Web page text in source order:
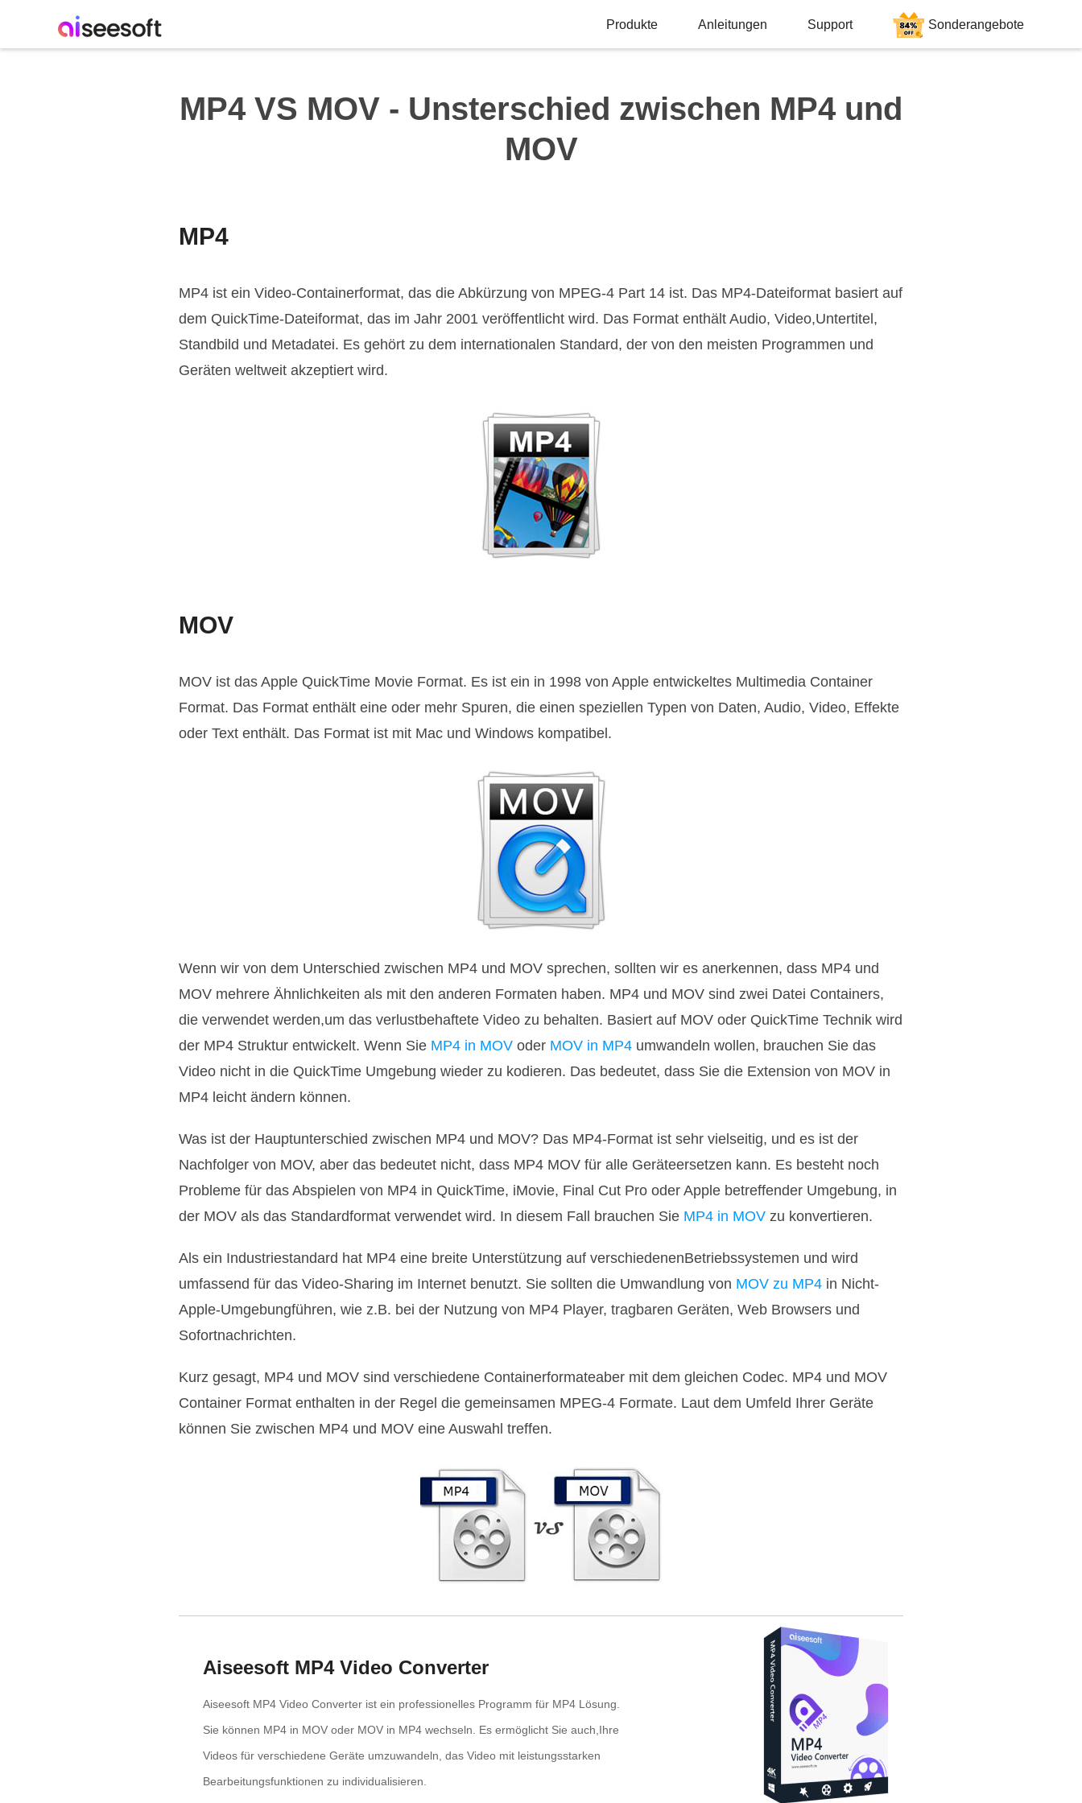
Produkte Anleitungen Support Sonderangebote
MP4 VS MOV - Unsterschied zwischen MP4 und
MOV
MP4
MP4 ist ein Video-Containerformat, das die Abkürzung von MPEG-4 Part 14 ist. Das MP4-Dateiformat basiert auf
dem QuickTime-Dateiformat, das im Jahr 2001 veröffentlicht wird. Das Format enthält Audio, Video,Untertitel,
Standbild und Metadatei. Es gehört zu dem internationalen Standard, der von den meisten Programmen und
Geräten weltweit akzeptiert wird.
MOV
MOV ist das Apple QuickTime Movie Format. Es ist ein in 1998 von Apple entwickeltes Multimedia Container
Format. Das Format enthält eine oder mehr Spuren, die einen speziellen Typen von Daten, Audio, Video, Effekte
oder Text enthält. Das Format ist mit Mac und Windows kompatibel.
Wenn wir von dem Unterschied zwischen MP4 und MOV sprechen, sollten wir es anerkennen, dass MP4 und
MOV mehrere Ähnlichkeiten als mit den anderen Formaten haben. MP4 und MOV sind zwei Datei Containers,
die verwendet werden,um das verlustbehaftete Video zu behalten. Basiert auf MOV oder QuickTime Technik wird
der MP4 Struktur entwickelt. Wenn Sie MP4 in MOV oder MOV in MP4 umwandeln wollen, brauchen Sie das
Video nicht in die QuickTime Umgebung wieder zu kodieren. Das bedeutet, dass Sie die Extension von MOV in
MP4 leicht ändern können.
Was ist der Hauptunterschied zwischen MP4 und MOV? Das MP4-Format ist sehr vielseitig, und es ist der
Nachfolger von MOV, aber das bedeutet nicht, dass MP4 MOV für alle Geräteersetzen kann. Es besteht noch
Probleme für das Abspielen von MP4 in QuickTime, iMovie, Final Cut Pro oder Apple betreffender Umgebung, in
der MOV als das Standardformat verwendet wird. In diesem Fall brauchen Sie MP4 in MOV zu konvertieren.
Als ein Industriestandard hat MP4 eine breite Unterstützung auf verschiedenenBetriebssystemen und wird
umfassend für das Video-Sharing im Internet benutzt. Sie sollten die Umwandlung von MOV zu MP4 in Nicht-
Apple-Umgebungführen, wie z.B. bei der Nutzung von MP4 Player, tragbaren Geräten, Web Browsers und
Sofortnachrichten.
Kurz gesagt, MP4 und MOV sind verschiedene Containerformateaber mit dem gleichen Codec. MP4 und MOV
Container Format enthalten in der Regel die gemeinsamen MPEG-4 Formate. Laut dem Umfeld Ihrer Geräte
können Sie zwischen MP4 und MOV eine Auswahl treffen.
Aiseesoft MP4 Video Converter
Aiseesoft MP4 Video Converter ist ein professionelles Programm für MP4 Lösung.
Sie können MP4 in MOV oder MOV in MP4 wechseln. Es ermöglicht Sie auch,Ihre
Videos für verschiedene Geräte umzuwandeln, das Video mit leistungsstarken
Bearbeitungsfunktionen zu individualisieren.